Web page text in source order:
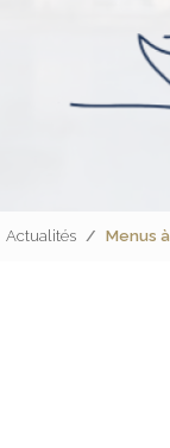
Actualités Menus